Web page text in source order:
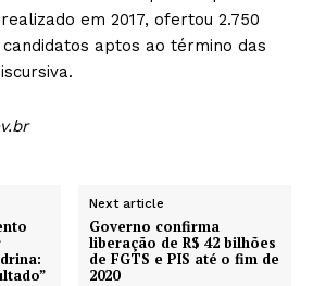
em 2017, ofertou 2.750
aptos ao término das
Next article
Governo confirma
liberação de R$ 42 bilhões
de FGTS e PIS até o fim de
2020